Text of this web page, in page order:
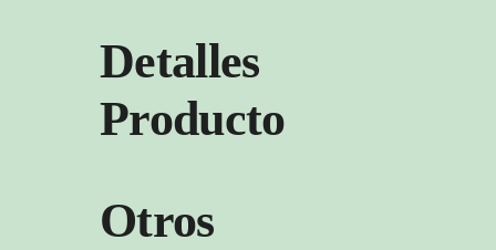
Detalles
Producto
Otros